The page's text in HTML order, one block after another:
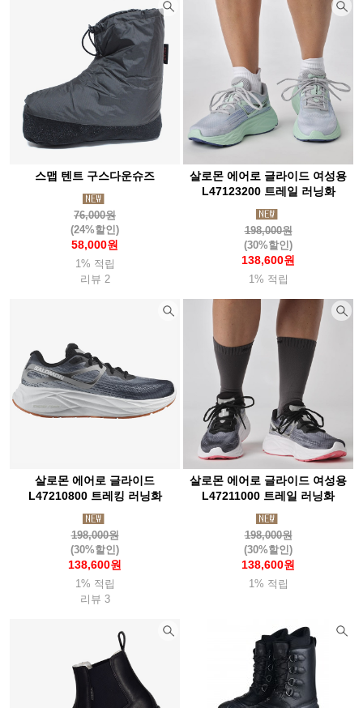
스맵 텐트 구스다운슈즈
76,000원
(24%할인)
58,000원
1% 적립
리뷰 2
살로몬 에어로 글라이드 여성용
L47123200 트레일 러닝화
198,000원
(30%할인)
138,600원
1% 적립
살로몬 에어로 글라이드
L47210800 트레킹 러닝화
198,000원
(30%할인)
138,600원
1% 적립
리뷰 3
살로몬 에어로 글라이드 여성용
L47211000 트레일 러닝화
198,000원
(30%할인)
138,600원
1% 적립